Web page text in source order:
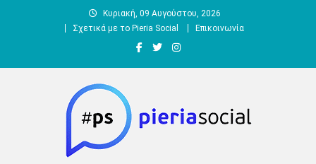
Κυριακή, 09 Αυγούστου, 2026
Σχετικά με το Pieria Social
Επικοινωνία